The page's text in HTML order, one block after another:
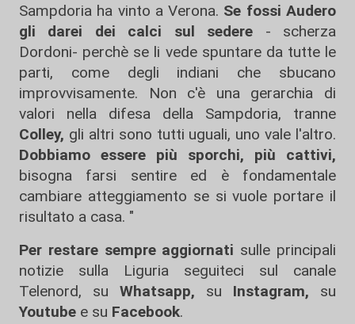
Sampdoria ha vinto a Verona. Se fossi Audero
gli darei dei calci sul sedere - scherza
Dordoni- perchè se li vede spuntare da tutte le
parti, come degli indiani che sbucano
improvvisamente. Non c'è una gerarchia di
valori nella difesa della Sampdoria, tranne
Colley, gli altri sono tutti uguali, uno vale l'altro.
Dobbiamo essere più sporchi, più cattivi,
bisogna farsi sentire ed è fondamentale
cambiare atteggiamento se si vuole portare il
risultato a casa. "
Per restare sempre aggiornati sulle principali
notizie sulla Liguria seguiteci sul canale
Telenord, su
Whatsapp, su Instagram, su
Youtube e su Facebook.